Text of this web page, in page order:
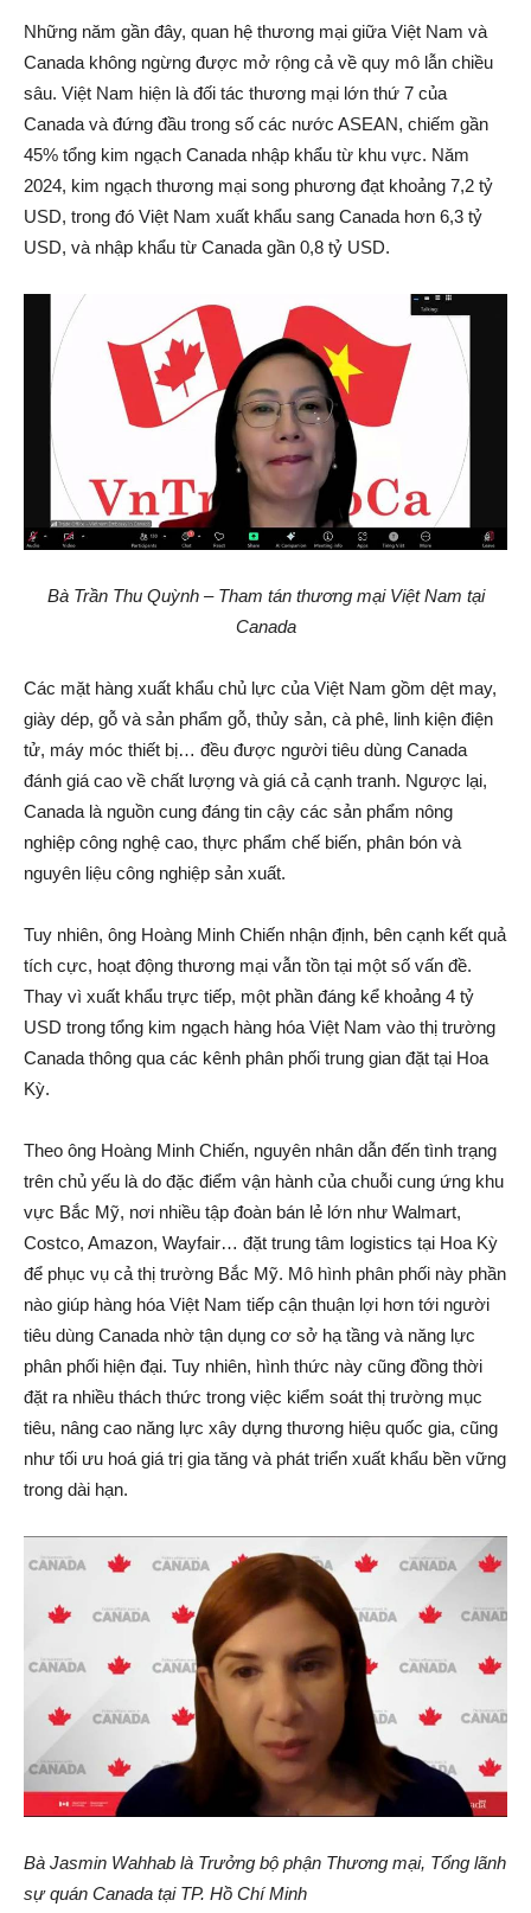
Những năm gần đây, quan hệ thương mại giữa Việt Nam và
Canada không ngừng được mở rộng cả về quy mô lẫn chiều
sâu. Việt Nam hiện là đối tác thương mại lớn thứ 7 của
Canada và đứng đầu trong số các nước ASEAN, chiếm gần
45% tổng kim ngạch Canada nhập khẩu từ khu vực. Năm
2024, kim ngạch thương mại song phương đạt khoảng 7,2 tỷ
USD, trong đó Việt Nam xuất khẩu sang Canada hơn 6,3 tỷ
USD, và nhập khẩu từ Canada gần 0,8 tỷ USD.
Bà Trần Thu Quỳnh – Tham tán thương mại Việt Nam tại
Canada
Các mặt hàng xuất khẩu chủ lực của Việt Nam gồm dệt may,
giày dép, gỗ và sản phẩm gỗ, thủy sản, cà phê, linh kiện điện
tử, máy móc thiết bị… đều được người tiêu dùng Canada
đánh giá cao về chất lượng và giá cả cạnh tranh. Ngược lại,
Canada là nguồn cung đáng tin cậy các sản phẩm nông
nghiệp công nghệ cao, thực phẩm chế biến, phân bón và
nguyên liệu công nghiệp sản xuất.
Tuy nhiên, ông Hoàng Minh Chiến nhận định, bên cạnh kết quả
tích cực, hoạt động thương mại vẫn tồn tại một số vấn đề.
Thay vì xuất khẩu trực tiếp, một phần đáng kể khoảng 4 tỷ
USD trong tổng kim ngạch hàng hóa Việt Nam vào thị trường
Canada thông qua các kênh phân phối trung gian đặt tại Hoa
Kỳ.
Theo ông Hoàng Minh Chiến, nguyên nhân dẫn đến tình trạng
trên chủ yếu là do đặc điểm vận hành của chuỗi cung ứng khu
vực Bắc Mỹ, nơi nhiều tập đoàn bán lẻ lớn như Walmart,
Costco, Amazon, Wayfair… đặt trung tâm logistics tại Hoa Kỳ
để phục vụ cả thị trường Bắc Mỹ. Mô hình phân phối này phần
nào giúp hàng hóa Việt Nam tiếp cận thuận lợi hơn tới người
tiêu dùng Canada nhờ tận dụng cơ sở hạ tầng và năng lực
phân phối hiện đại. Tuy nhiên, hình thức này cũng đồng thời
đặt ra nhiều thách thức trong việc kiểm soát thị trường mục
tiêu, nâng cao năng lực xây dựng thương hiệu quốc gia, cũng
như tối ưu hoá giá trị gia tăng và phát triển xuất khẩu bền vững
trong dài hạn.
Bà Jasmin Wahhab là Trưởng bộ phận Thương mại, Tổng lãnh
sự quán Canada tại TP. Hồ Chí Minh